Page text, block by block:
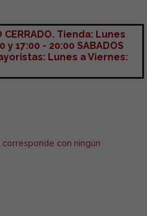
CERRADO. Tienda: Lunes
y 17:00 - 20:00 SABADOS
Lunes a Viernes:
corresponde con ningún